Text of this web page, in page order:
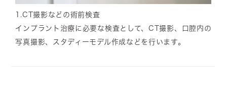
1.CT撮影などの術前検査
インプラント治療に必要な検査として、CT撮影、口腔内の
写真撮影、スタディーモデル作成などを行います。